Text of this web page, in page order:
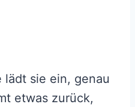
sie ein, genau
etwas zurück,